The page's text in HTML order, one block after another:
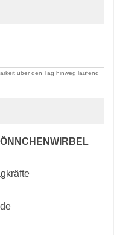
über den Tag hinweg laufend